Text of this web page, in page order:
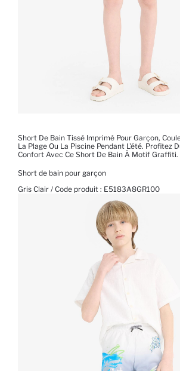
Short De Bain Tissé Imprimé Pour Garçon,
La Plage Ou La Piscine Pendant L'été. Profitez
Confort Avec Ce Short De Bain À Motif Graffiti.
Short de bain pour garçon
Gris Clair / Code produit : E5183A8GR100